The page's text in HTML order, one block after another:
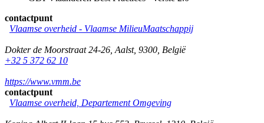
contactpunt
Vlaamse overheid - Vlaamse MilieuMaatschappij
Dokter de Moorstraat 24-26 Aalst, 9300 België
+32 5 372 62 10
https://www.vmm.be
contactpunt
Vlaamse overheid, Departement Omgeving